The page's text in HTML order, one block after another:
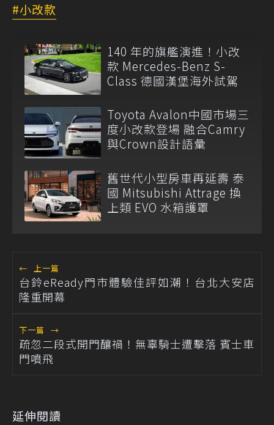
小改款
140 年的旗艦演進！小改
款 Mercedes-Benz S-
Class 德國漢堡海外試駕
Toyota Avalon中國市場三
度小改款登場 融合Camry
與Crown設計語彙
舊世代小型房車再延壽 泰
國 Mitsubishi Attrage 換
上類 EVO 水箱護罩
← 上一篇
台鈴eReady門市體驗佳評如潮！台北大安店
隆重開幕
下一篇 →
疏忽二段式開門釀禍！無辜騎士遭擊落 賓士車
門噴飛
延伸閱讀